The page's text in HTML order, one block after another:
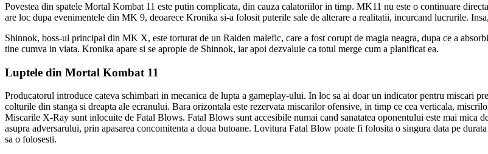
Povestea din spatele Mortal Kombat 11 este putin complicata, din cauza calatoriilor in timp. MK11 nu este o continuare
are loc dupa evenimentele din MK 9, deoarece Kronika si-a folosit puterile sale de alterare a realitatii, incurcand lucrurile.
Shinnok, boss-ul principal din MK X, este torturat de un Raiden malefic, care a fost corupt de magia neagra, dupa ce a
tine cumva in viata. Kronika apare si se apropie de Shinnok, iar apoi dezvaluie ca totul merge cum a planificat ea.
Luptele din Mortal Kombat 11
Producatorul introduce cateva schimbari in mecanica de lupta a gameplay-ului. In loc sa ai doar un indicator pentru miscari
colturile din stanga si dreapta ale ecranului. Bara orizontala este rezervata miscarilor ofensive, in timp ce cea verticala,
Miscarile X-Ray sunt inlocuite de Fatal Blows. Fatal Blows sunt accesibile numai cand sanatatea oponentului este mai mica
asupra adversarului, prin apasarea concomitenta a doua butoane. Lovitura Fatal Blow poate fi folosita o singura data pe
sa o folosesti.